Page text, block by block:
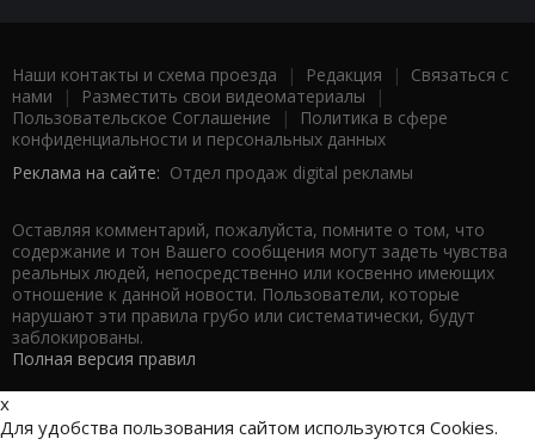
Наши контакты и схема проезда | Редакция | Связаться с
нами | Разместить свои видеоматериалы |
Пользовательское Соглашение |
Политика в сфере
конфиденциальности и персональных данных
Реклама на сайте: Отдел продаж digital рекламы
Оставляя комментарий, пожалуйста, помните о том, что
содержание и тон Вашего сообщения могут задеть чувства
реальных людей, непосредственно или косвенно имеющих
отношение к данной новости. Пользователи, которые
нарушают эти правила грубо или систематически, будут
заблокированы.
Полная версия правил
x
Для удобства пользования сайтом используются Cookies.